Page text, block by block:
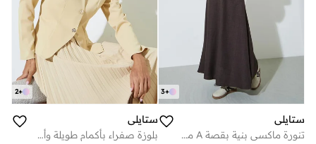
+
3
ستايلي
تنورة ماكسي بنية بقصة A مع جيوب جانبية
+
2
ستايلي
بلوزة صفراء بأكمام طويلة وأزرار أمامية